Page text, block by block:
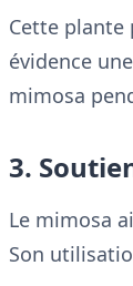
Cette plante
évidence
mimosa
3.
Le mimosa
Son